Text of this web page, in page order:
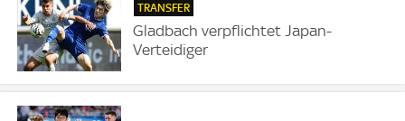
TRANSFER
Gladbach verpflichtet Japan-
Verteidiger